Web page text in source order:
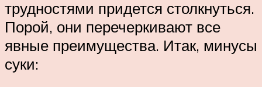
трудностями придется столкнуться.
Порой, они перечеркивают все
явные преимущества. Итак, минусы
суки: